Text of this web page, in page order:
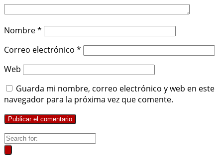
Nombre*
Correo electrónico *
Web
Guarda mi nombre, correo electrónico y web en este
navegador para la próxima vez que comente.